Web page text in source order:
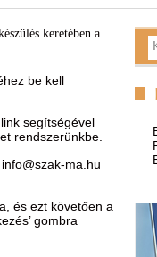
keretében a
be kell
segítségével
rendszerünkbe.
info@szak-ma.hu
és ezt követően a
gombra